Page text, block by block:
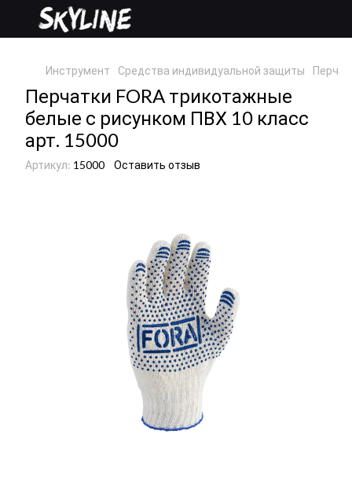
Инструмент Средства индивидуальной защиты
Перчатки FORA трикотажные
белые с рисунком ПВХ 10 класс
арт. 15000
Артикул: 15000 Оставить отзыв